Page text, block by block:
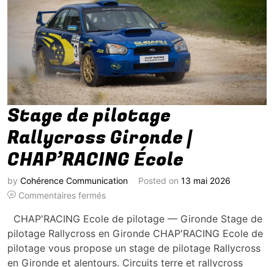
Stage de pilotage
Rallycross Gironde |
CHAP’RACING École
by Cohérence Communication Posted on 13 mai 2026
Commentaires fermés
CHAP'RACING Ecole de pilotage — Gironde Stage de
pilotage Rallycross en Gironde CHAP'RACING Ecole de
pilotage vous propose un stage de pilotage Rallycross
en Gironde et alentours. Circuits terre et rallycross